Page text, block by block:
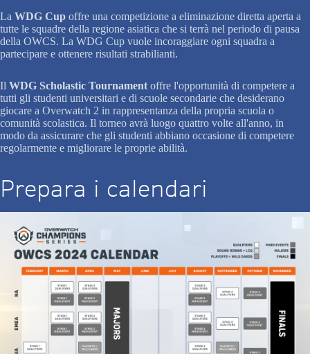
La WDG Cup offre una competizione a eliminazione diretta aperta a
tutte le squadre della regione asiatica che si terrà nel periodo di pausa
della OWCS. La WDG Cup vuole incoraggiare ogni squadra a
partecipare e ottenere risultati strabilianti.
Il WDG Scholastic Tournament offre l'opportunità di competere a
tutti gli studenti universitari e di scuole secondarie che desiderano
giocare a Overwatch 2 in rappresentanza della propria scuola o
comunità scolastica. Il torneo avrà luogo quattro volte all'anno, in
modo da assicurare che gli studenti abbiano occasione di competere
regolarmente e migliorare le proprie abilità.
Prepara i calendari